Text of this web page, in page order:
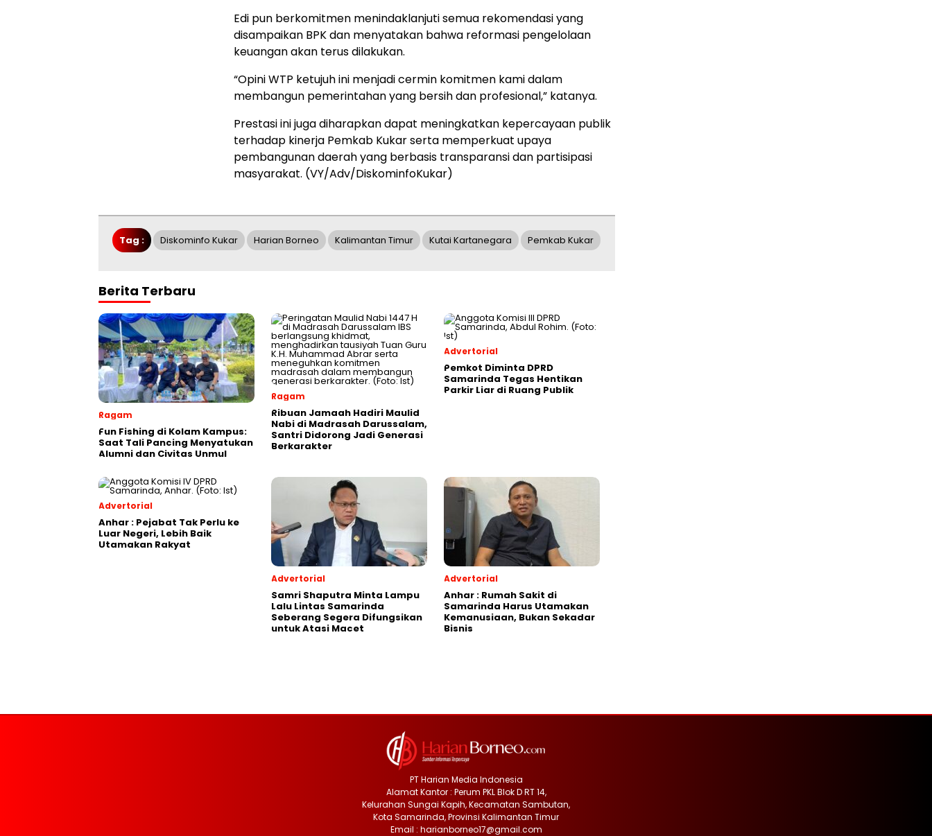
Edi pun berkomitmen menindaklanjuti semua rekomendasi yang
disampaikan BPK dan menyatakan bahwa reformasi pengelolaan
keuangan akan terus dilakukan.
“Opini WTP ketujuh ini menjadi cermin komitmen kami dalam
membangun pemerintahan yang bersih dan profesional,” katanya.
Prestasi ini juga diharapkan dapat meningkatkan kepercayaan publik
terhadap kinerja Pemkab Kukar serta memperkuat upaya
pembangunan daerah yang berbasis transparansi dan partisipasi
masyarakat. (VY/Adv/DiskominfoKukar)
Tag : Diskominfo Kukar Harian Borneo Kalimantan Timur Kutai Kartanegara Pemkab Kukar
Berita Terbaru
Ragam
Fun Fishing di Kolam Kampus:
Saat Tali Pancing Menyatukan
Alumni dan Civitas Unmul
Ragam
Ribuan Jamaah Hadiri Maulid
Nabi di Madrasah Darussalam,
Santri Didorong Jadi Generasi
Berkarakter
Advertorial
Pemkot Diminta DPRD
Samarinda Tegas Hentikan
Parkir Liar di Ruang Publik
Advertorial
Anhar : Pejabat Tak Perlu ke
Luar Negeri, Lebih Baik
Utamakan Rakyat
Advertorial
Samri Shaputra Minta Lampu
Lalu Lintas Samarinda
Seberang Segera Difungsikan
untuk Atasi Macet
Advertorial
Anhar : Rumah Sakit di
Samarinda Harus Utamakan
Kemanusiaan, Bukan Sekadar
Bisnis
PT Harian Media Indonesia
Alamat Kantor : Perum PKL Blok D RT 14,
Kelurahan Sungai Kapih, Kecamatan Sambutan,
Kota Samarinda, Provinsi Kalimantan Timur
Email : harianborneo17@gmail.com